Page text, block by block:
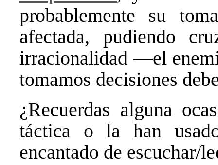
probablemente su
afectada, pudiendo
irracionalidad —el
tomamos decisiones
¿Recuerdas alguna
táctica o la han
encantado de escuchar/